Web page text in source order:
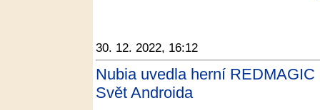
30. 12. 2022, 16:12
Nubia uvedla herní
Svět Androida